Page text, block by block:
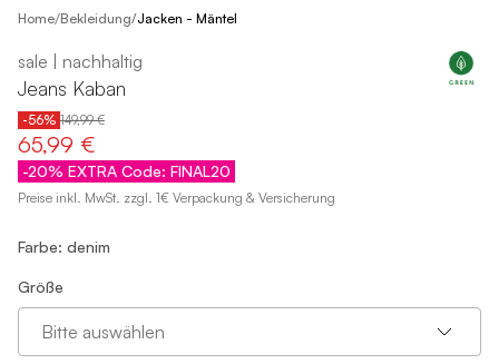
Home/Bekleidung/Jacken - Mäntel
sale | nachhaltig
Jeans Kaban
-56% 149,99 €
65,99 €
-20% EXTRA Code: FINAL20
Preise inkl. MwSt. zzgl. 1€ Verpackung & Versicherung
Farbe: denim
Größe
Bitte auswählen